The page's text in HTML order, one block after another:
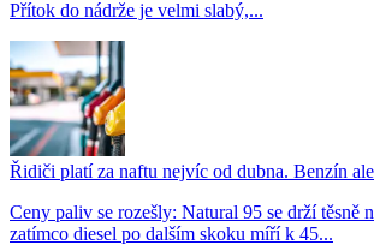
Přítok do nádrže je velmi slabý,...
Řidiči platí za naftu nejvíc od dubna. Benzín
Ceny paliv se rozešly: Natural 95 se drží těsně
zatímco diesel po dalším skoku míří k 45...